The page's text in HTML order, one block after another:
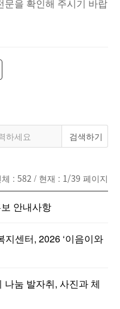
문을 확인해 주시기 바랍
: 582 / 현재 : 1/39 페이지
안내사항
센터, 2026 ‘이음이와
눔 발자취, 사진과 체